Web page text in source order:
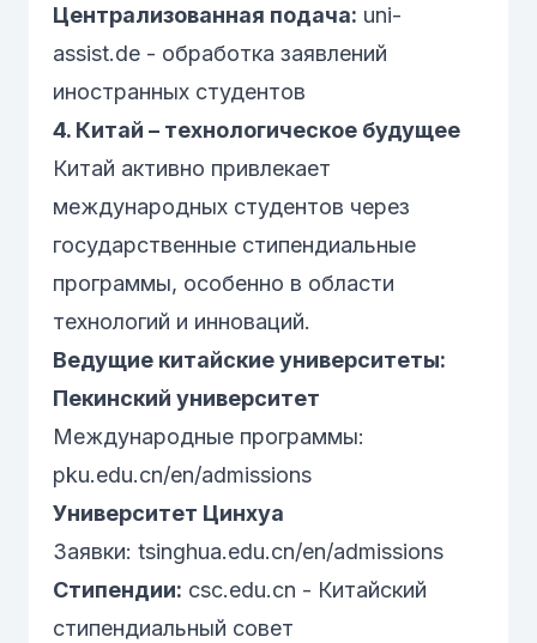
Централизованная подача: uni-
assist.de - обработка заявлений
иностранных студентов
4. Китай – технологическое будущее
Китай активно привлекает
международных студентов через
государственные стипендиальные
программы, особенно в области
технологий и инноваций.
Ведущие китайские университеты:
Пекинский университет
Международные программы:
pku.edu.cn/en/admissions
Университет Цинхуа
Заявки: tsinghua.edu.cn/en/admissions
Стипендии: csc.edu.cn - Китайский
стипендиальный совет